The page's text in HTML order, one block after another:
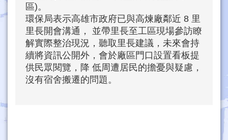
區)。
環保局表示高雄市政府已與高煉廠鄰近 8 里
里長開會溝通， 並帶里長至工區現場參訪瞭
解實際整治現況，聽取里長建議，未來會持
續將資訊公開外，會於廠區門口設置看板提
供民眾閱覽，降 低周遭居民的擔憂與疑慮，
沒有宿舍搬遷的問題。